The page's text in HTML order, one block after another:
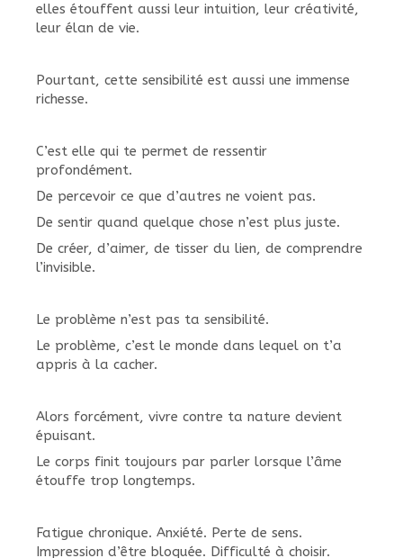
elles étouffent aussi leur intuition, leur créativité,
leur élan de vie.
Pourtant, cette sensibilité est aussi une immense
richesse.
C’est elle qui te permet de ressentir
profondément.
De percevoir ce que d’autres ne voient pas.
De sentir quand quelque chose n’est plus juste.
De créer, d’aimer, de tisser du lien, de comprendre
l’invisible.
Le problème n’est pas ta sensibilité.
Le problème, c’est le monde dans lequel on t’a
appris à la cacher.
Alors forcément, vivre contre ta nature devient
épuisant.
Le corps finit toujours par parler lorsque l’âme
étouffe trop longtemps.
Fatigue chronique. Anxiété. Perte de sens.
Impression d’être bloquée. Difficulté à choisir.